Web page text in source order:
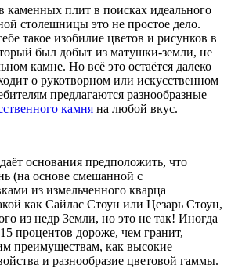
каменных плит в поисках идеального
столешницы это не простое дело.
такое изобилие цветов и рисунков в
был добыт из матушки-земли, не
камне. Но всё это остаётся далеко
о рукотворном или искусственном
предлагаются разнообразные
камня на любой вкус.
основания предположить, что
(на основе смешанной с
из измельченного кварца
как Сайлас Стоун или Цезарь Стоун,
из недр Земли, но это не так! Иногда
процентов дороже, чем гранит,
преимуществам, как высокие
и разнообразие цветовой гаммы.